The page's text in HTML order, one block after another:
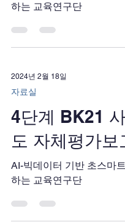
하는 교육연구단
2024년 2월 18일
자료실
4단계 BK21
도 자체평가보
AI-빅데이터 기반 초스마
하는 교육연구단